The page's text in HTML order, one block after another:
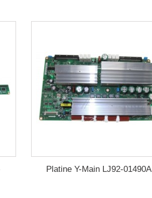
Platine Y-Main LJ92-01490A